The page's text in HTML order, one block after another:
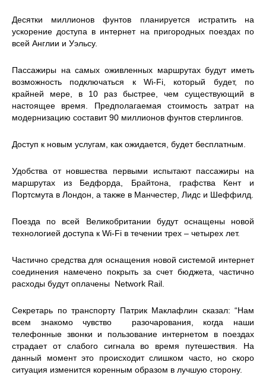
Десятки миллионов фунтов планируется истратить на
ускорение доступа в интернет на пригородных поездах по
всей Англии и Уэльсу.
Пассажиры на самых оживленных маршрутах будут иметь
возможность подключаться к Wi-Fi, который будет, по
крайней мере, в 10 раз быстрее, чем существующий в
настоящее время. Предполагаемая стоимость затрат на
модернизацию составит 90 миллионов фунтов стерлингов.
Доступ к новым услугам, как ожидается, будет бесплатным.
Удобства от новшества первыми испытают пассажиры на
маршрутах из Бедфорда, Брайтона, графства Кент и
Портсмута в Лондон, а также в Манчестер, Лидс и Шеффилд.
Поезда по всей Великобритании будут оснащены новой
технологией доступа к Wi-Fi в течении трех – четырех лет.
Частично средства для оснащения новой системой интернет
соединения намечено покрыть за счет бюджета, частично
расходы будут оплачены Network Rail.
Секретарь по транспорту Патрик Маклафлин сказал: “Нам
всем знакомо чувство разочарования, когда наши
телефонные звонки и пользование интернетом в поездах
страдает от слабого сигнала во время путешествия. На
данный момент это происходит слишком часто, но скоро
ситуация изменится коренным образом в лучшую сторону.